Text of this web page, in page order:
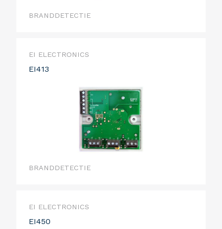
BRANDDETECTIE
EI ELECTRONICS
EI413
BRANDDETECTIE
EI ELECTRONICS
EI450